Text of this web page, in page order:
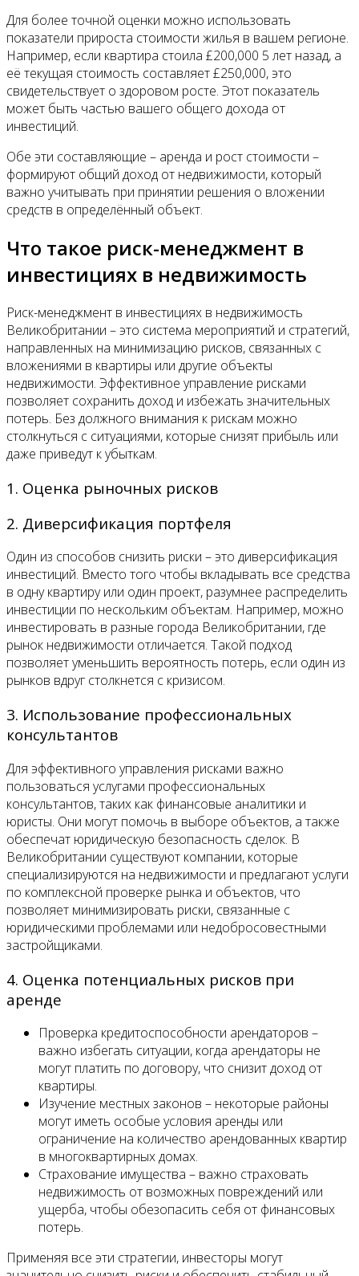
Для более точной оценки можно использовать
показатели прироста стоимости жилья в вашем регионе.
Например, если квартира стоила £200,000 5 лет назад, а
её текущая стоимость составляет £250,000, это
свидетельствует о здоровом росте. Этот показатель
может быть частью вашего общего дохода от
инвестиций.
Обе эти составляющие – аренда и рост стоимости –
формируют общий доход от недвижимости, который
важно учитывать при принятии решения о вложении
средств в определённый объект.
Что такое риск-менеджмент в
инвестициях в недвижимость
Риск-менеджмент в инвестициях в недвижимость
Великобритании – это система мероприятий и стратегий,
направленных на минимизацию рисков, связанных с
вложениями в квартиры или другие объекты
недвижимости. Эффективное управление рисками
позволяет сохранить доход и избежать значительных
потерь. Без должного внимания к рискам можно
столкнуться с ситуациями, которые снизят прибыль или
даже приведут к убыткам.
1. Оценка рыночных рисков
2. Диверсификация портфеля
Один из способов снизить риски – это диверсификация
инвестиций. Вместо того чтобы вкладывать все средства
в одну квартиру или один проект, разумнее распределить
инвестиции по нескольким объектам. Например, можно
инвестировать в разные города Великобритании, где
рынок недвижимости отличается. Такой подход
позволяет уменьшить вероятность потерь, если один из
рынков вдруг столкнется с кризисом.
3. Использование профессиональных
консультантов
Для эффективного управления рисками важно
пользоваться услугами профессиональных
консультантов, таких как финансовые аналитики и
юристы. Они могут помочь в выборе объектов, а также
обеспечат юридическую безопасность сделок. В
Великобритании существуют компании, которые
специализируются на недвижимости и предлагают услуги
по комплексной проверке рынка и объектов, что
позволяет минимизировать риски, связанные с
юридическими проблемами или недобросовестными
застройщиками.
4. Оценка потенциальных рисков при
аренде
Проверка кредитоспособности арендаторов –
важно избегать ситуации, когда арендаторы не
могут платить по договору, что снизит доход от
квартиры.
Изучение местных законов – некоторые районы
могут иметь особые условия аренды или
ограничение на количество арендованных квартир
в многоквартирных домах.
Страхование имущества – важно страховать
недвижимость от возможных повреждений или
ущерба, чтобы обезопасить себя от финансовых
потерь.
Применяя все эти стратегии, инвесторы могут